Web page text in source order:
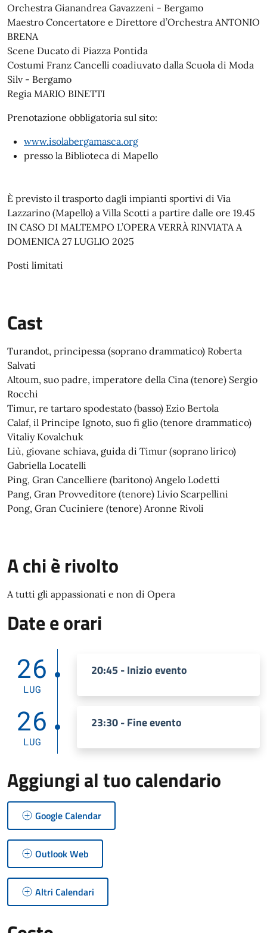
Orchestra Gianandrea Gavazzeni - Bergamo
Maestro Concertatore e Direttore d’Orchestra ANTONIO
BRENA
Scene Ducato di Piazza Pontida
Costumi Franz Cancelli coadiuvato dalla Scuola di Moda
Silv - Bergamo
Regia MARIO BINETTI
Prenotazione obbligatoria sul sito:
www.isolabergamasca.org
presso la Biblioteca di Mapello
È previsto il trasporto dagli impianti sportivi di Via
Lazzarino (Mapello) a Villa Scotti a partire dalle ore 19.45
IN CASO DI MALTEMPO L’OPERA VERRÀ RINVIATA A
DOMENICA 27 LUGLIO 2025
Posti limitati
Cast
Turandot, principessa (soprano drammatico) Roberta
Salvati
Altoum, suo padre, imperatore della Cina (tenore) Sergio
Rocchi
Timur, re tartaro spodestato (basso) Ezio Bertola
Calaf, il Principe Ignoto, suo fi glio (tenore drammatico)
Vitaliy Kovalchuk
Liù, giovane schiava, guida di Timur (soprano lirico)
Gabriella Locatelli
Ping, Gran Cancelliere (baritono) Angelo Lodetti
Pang, Gran Provveditore (tenore) Livio Scarpellini
Pong, Gran Cuciniere (tenore) Aronne Rivoli
A chi è rivolto
A tutti gli appassionati e non di Opera
Date e orari
26
LUG
20:45 - Inizio evento
26
LUG
23:30 - Fine evento
Aggiungi al tuo calendario
Google Calendar
Outlook Web
Altri Calendari